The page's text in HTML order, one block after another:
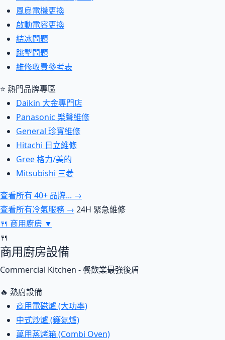
風扇電機更換
啟動電容更換
結冰問題
跳掣問題
維修收費參考表
⭐ 熱門品牌專區
Daikin 大金專門店
Panasonic 樂聲維修
General 珍寶維修
Hitachi 日立維修
Gree 格力/美的
Mitsubishi 三菱
查看所有 40+ 品牌... →
查看所有冷氣服務 → 24H 緊急維修
🍴 商用廚房 ▼
🍴
商用廚房設備
Commercial Kitchen - 餐飲業最強後盾
🔥 熱廚設備
商用電磁爐 (大功率)
中式炒爐 (鑊氣爐)
萬用蒸烤箱 (Combi Oven)